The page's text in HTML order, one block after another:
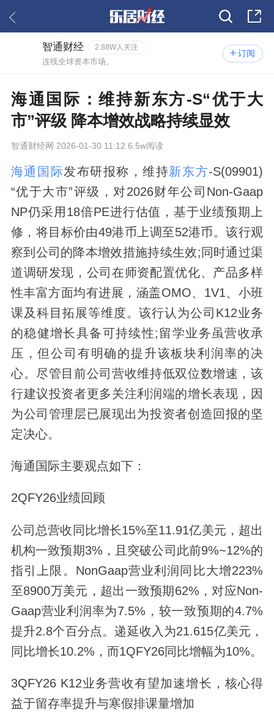
订阅
智通财经 2.88W人关注
连线全球资本市场。
海通国际：维持新东方-S“优于大
市”评级 降本增效战略持续显效
智通财经网 2026-01-30 11:12 6.5w阅读
海通国际发布研报称，维持新东方-S(09901)
“优于大市”评级，对2026财年公司Non-Gaap
NP仍采用18倍PE进行估值，基于业绩预期上
修，将目标价由49港币上调至52港币。该行观
察到公司的降本增效措施持续生效;同时通过渠
道调研发现，公司在师资配置优化、产品多样
性丰富方面均有进展，涵盖OMO、1V1、小班
课及科目拓展等维度。该行认为公司K12业务
的稳健增长具备可持续性;留学业务虽营收承
压，但公司有明确的提升该板块利润率的决
心。尽管目前公司营收维持低双位数增速，该
行建议投资者更多关注利润端的增长表现，因
为公司管理层已展现出为投资者创造回报的坚
定决心。
海通国际主要观点如下：
2QFY26业绩回顾
公司总营收同比增长15%至11.91亿美元，超出
机构一致预期3%，且突破公司此前9%~12%的
指引上限。NonGaap营业利润同比大增223%
至8900万美元，超出一致预期62%，对应Non-
Gaap营业利润率为7.5%，较一致预期的4.7%
提升2.8个百分点。递延收入为21.615亿美元，
同比增长10.2%，而1QFY26同比增幅为10%。
3QFY26 K12业务营收有望加速增长，核心得
益于留存率提升与寒假排课量增加